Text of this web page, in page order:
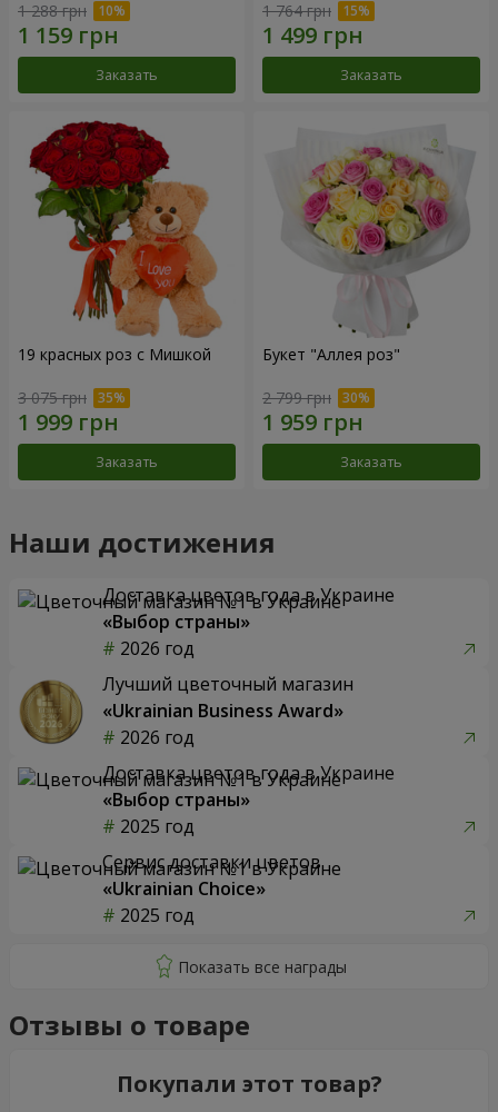
1 288 грн
Заказать
1 764 грн
Заказать
19 красных роз с Мишкой
3 075 грн
Заказать
Букет "Аллея роз"
2 799 грн
Заказать
Наши достижения
Доставка цветов года в Украине
«Выбор страны»
2026 год
Лучший цветочный магазин
«Ukrainian Business Award»
2026 год
Доставка цветов года в Украине
«Выбор страны»
2025 год
Сервис доставки цветов
«Ukrainian Choice»
2025 год
Отзывы о товаре
Покупали этот товар?